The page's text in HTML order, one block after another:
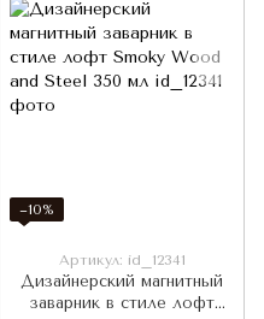
−10%
Артикул: id_12341
Дизайнерский магнитный
заварник в стиле лофт